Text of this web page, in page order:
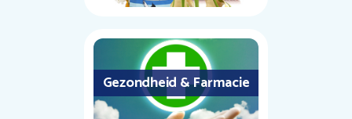
Gezondheid & Farmacie